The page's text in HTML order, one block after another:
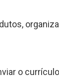
o